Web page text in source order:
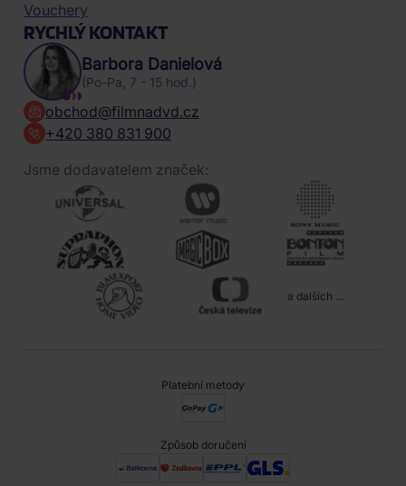
Vouchery
RYCHLÝ KONTAKT
Barbora Danielová
(Po-Pa, 7 - 15 hod.)
obchod@filmnadvd.cz
+420 380 831 900
Jsme dodavatelem značek:
a dalších ...
Platební metody
Způsob doručení